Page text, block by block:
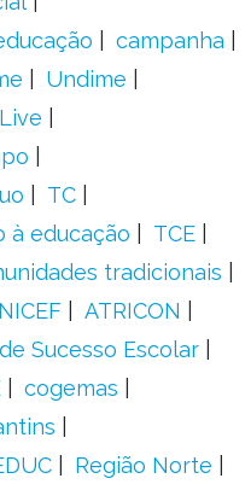
campanha
Undime
Live
TC
à educação
TCE
tradicionais
ATRICON
Sucesso Escolar
cogemas
Região Norte